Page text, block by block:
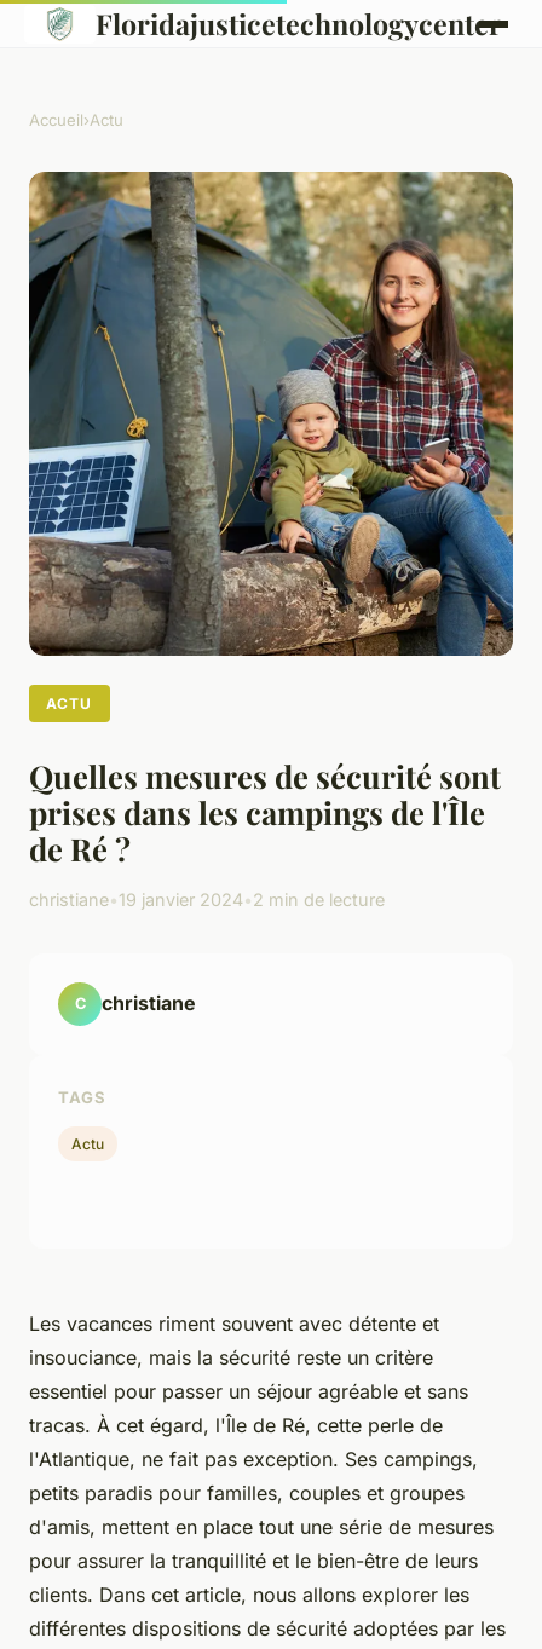
Floridajusticetechnologycenter
Accueil›Actu
ACTU
Quelles mesures de sécurité sont
prises dans les campings de l'Île
de Ré ?
christiane•19 janvier 2024•2 min de lecture
Les vacances riment souvent avec détente et
insouciance, mais la sécurité reste un critère
essentiel pour passer un séjour agréable et sans
tracas. À cet égard, l'Île de Ré, cette perle de
l'Atlantique, ne fait pas exception. Ses campings,
petits paradis pour familles, couples et groupes
d'amis, mettent en place tout une série de mesures
pour assurer la tranquillité et le bien-être de leurs
clients. Dans cet article, nous allons explorer les
différentes dispositions de sécurité adoptées par les
C christiane
TAGS
Actu